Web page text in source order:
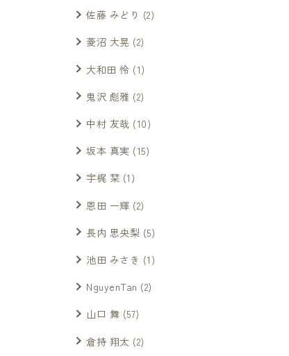
佐藤 みどり (2)
菱沼 大晃 (2)
大和田 怜 (1)
鬼沢 彪雅 (2)
中村 友哉 (10)
坂本 真実 (15)
宇梶 栞 (1)
恩田 一輝 (2)
長内 思央梨 (5)
池田 みさき (1)
NguyenTan (2)
山口 舞 (57)
倉持 翔太 (2)